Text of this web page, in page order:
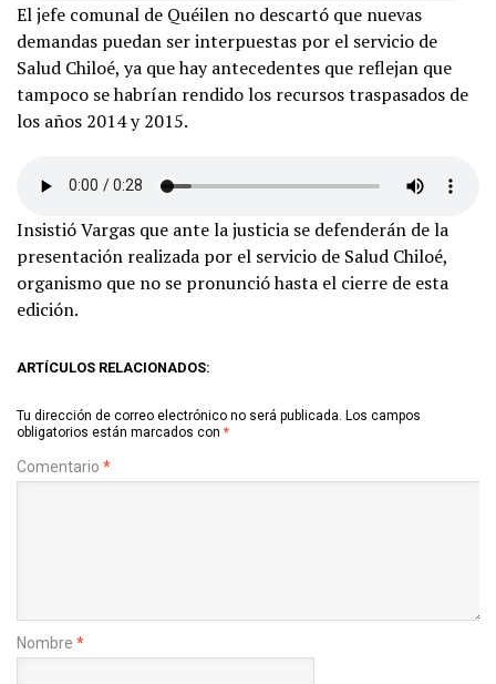
El jefe comunal de Quéilen no descartó que nuevas
demandas puedan ser interpuestas por el servicio de
Salud Chiloé, ya que hay antecedentes que reflejan que
tampoco se habrían rendido los recursos traspasados de
los años 2014 y 2015.
Insistió Vargas que ante la justicia se defenderán de la
presentación realizada por el servicio de Salud Chiloé,
organismo que no se pronunció hasta el cierre de esta
edición.
ARTÍCULOS RELACIONADOS:
Tu dirección de correo electrónico no será publicada. Los campos
obligatorios están marcados con *
Comentario *
Nombre *